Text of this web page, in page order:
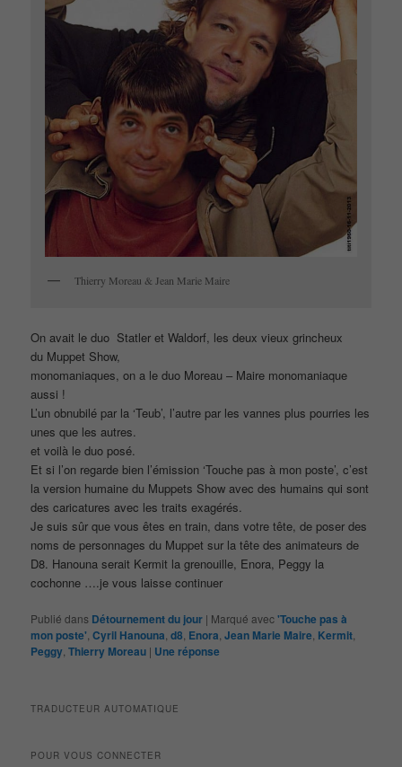
Thierry Moreau & Jean Marie Maire
On avait le duo Statler et Waldorf, les deux vieux grincheux
du Muppet Show,
monomaniaques, on a le duo Moreau – Maire monomaniaque
aussi !
L’un obnubilé par la ‘Teub’, l’autre par les vannes plus pourries les
unes que les autres.
et voilà le duo posé.
Et si l’on regarde bien l’émission ‘Touche pas à mon poste’, c’est
la version humaine du Muppets Show avec des humains qui sont
des caricatures avec les traits exagérés.
Je suis sûr que vous êtes en train, dans votre tête, de poser des
noms de personnages du Muppet sur la tête des animateurs de
D8. Hanouna serait Kermit la grenouille, Enora, Peggy la
cochonne ….je vous laisse continuer
Publié dans Détournement du jour | Marqué avec'Touche pas à
mon poste' ,Cyril Hanouna ,d8 Enora ,Jean Marie Maire Kermit
Peggy ,Thierry Moreau | Une réponse
TRADUCTEUR AUTOMATIQUE
POUR VOUS CONNECTER